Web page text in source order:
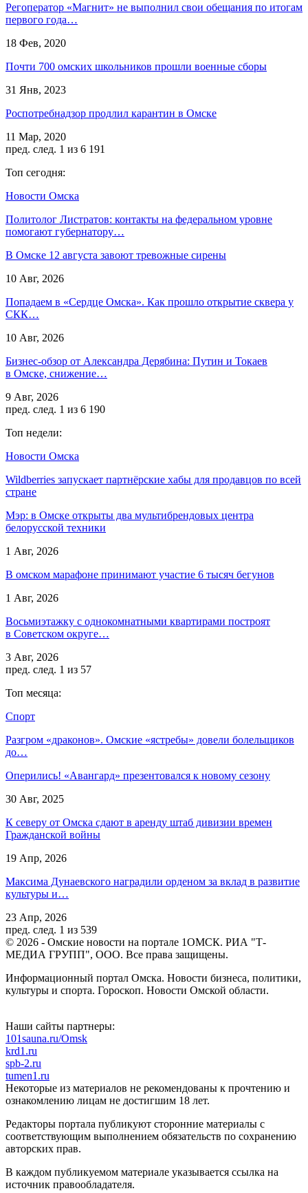
Регоператор «Магнит» не выполнил свои обещания по итогам
первого года…
18 Фев, 2020
Почти 700 омских школьников прошли военные сборы
31 Янв, 2023
Роспотребнадзор продлил карантин в Омске
11 Мар, 2020
пред. след. 1 из 6 191
Топ сегодня:
Новости Омска
Политолог Листратов: контакты на федеральном уровне
помогают губернатору…
В Омске 12 августа завоют тревожные сирены
10 Авг, 2026
Попадаем в «Сердце Омска». Как прошло открытие сквера у
СКК…
10 Авг, 2026
Бизнес-обзор от Александра Дерябина: Путин и Токаев
в Омске, снижение…
9 Авг, 2026
пред. след. 1 из 6 190
Топ недели:
Новости Омска
Wildberries запускает партнёрские хабы для продавцов по всей
стране
Мэр: в Омске открыты два мультибрендовых центра
белорусской техники
1 Авг, 2026
В омском марафоне принимают участие 6 тысяч бегунов
1 Авг, 2026
Восьмиэтажку с однокомнатными квартирами построят
в Советском округе…
3 Авг, 2026
пред. след. 1 из 57
Топ месяца:
Спорт
Разгром «драконов». Омские «ястребы» довели болельщиков
до…
Оперились! «Авангард» презентовался к новому сезону
30 Авг, 2025
К северу от Омска сдают в аренду штаб дивизии времен
Гражданской войны
19 Апр, 2026
Максима Дунаевского наградили орденом за вклад в развитие
культуры и…
23 Апр, 2026
пред. след. 1 из 539
© 2026 - Омские новости на портале 1ОМСК. РИА "Т-
МЕДИА ГРУПП", ООО. Все права защищены.
Информационный портал Омска. Новости бизнеса, политики,
культуры и спорта. Гороскоп. Новости Омской области.
Наши сайты партнеры:
101sauna.ru/Omsk
krd1.ru
spb-2.ru
tumen1.ru
Некоторые из материалов не рекомендованы к прочтению и
ознакомлению лицам не достигшим 18 лет.
Редакторы портала публикуют сторонние материалы с
соответствующим выполнением обязательств по сохранению
авторских прав.
В каждом публикуемом материале указывается ссылка на
источник правообладателя.